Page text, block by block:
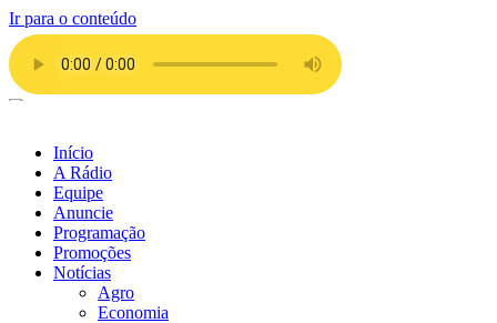
Ir para o conteúdo
Início
A Rádio
Equipe
Anuncie
Programação
Promoções
Notícias
Agro
Economia